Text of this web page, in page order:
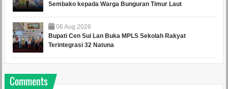
Sembako kepada Warga Bunguran Timur Laut
06 Aug 2026
Bupati Cen Sui Lan Buka MPLS Sekolah Rakyat
Terintegrasi 32 Natuna
Comments